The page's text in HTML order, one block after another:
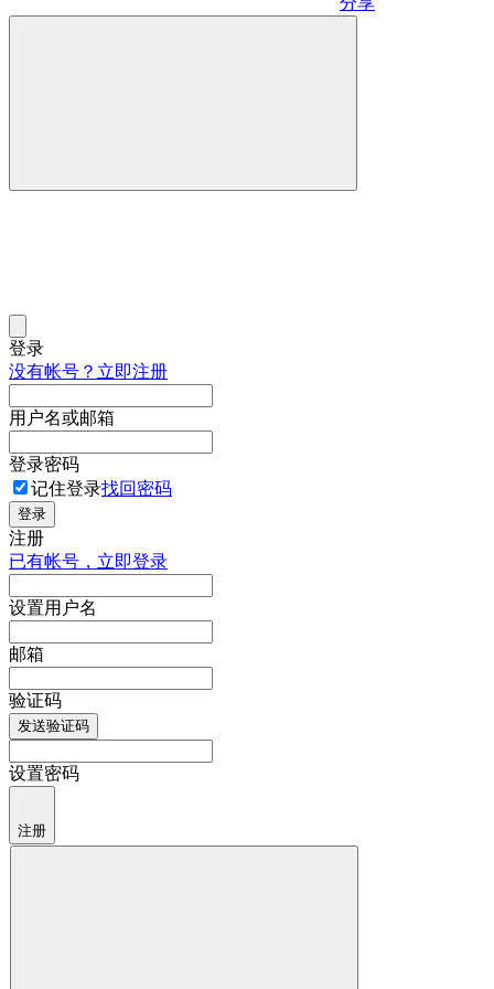
登录
没有帐号？立即注册
用户名或邮箱
登录密码
记住登录找回密码
登录
注册
已有帐号，立即登录
设置用户名
邮箱
验证码
发送验证码
设置密码
注册